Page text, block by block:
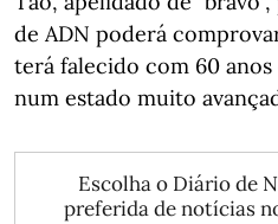
de ADN poderá
terá falecido com 60
num estado muito
Escolha o Diário de
preferida de notícias